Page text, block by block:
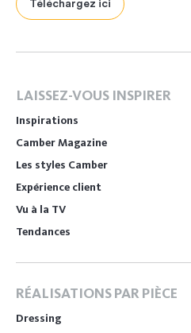
Téléchargez ici
LAISSEZ-VOUS INSPIRER
Inspirations
Camber Magazine
Les styles Camber
Expérience client
Vu à la TV
Tendances
RÉALISATIONS PAR PIÈCE
Dressing